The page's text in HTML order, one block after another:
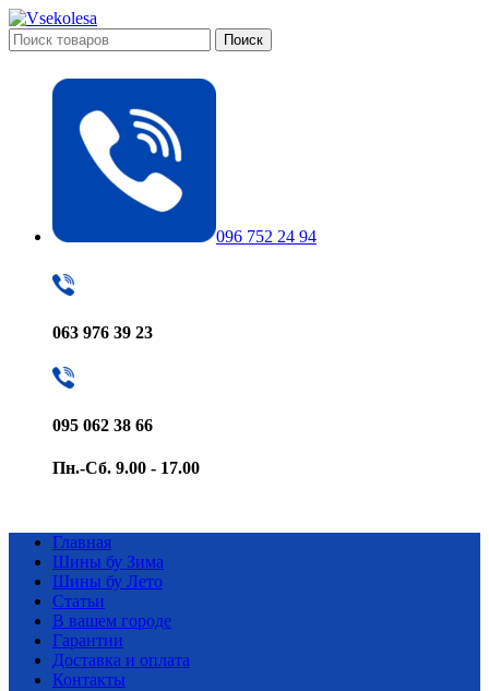
Поиск
096 752 24 94
063 976 39 23
095 062 38 66
Пн.-Сб. 9.00 - 17.00
Главная
Шины бу Зима
Шины бу Лето
Статьи
В вашем городе
Гарантии
Доставка и оплата
Контакты